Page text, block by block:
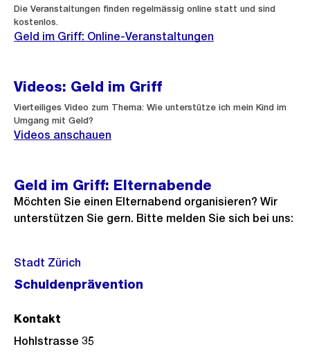
Die Veranstaltungen finden regelmässig online statt und sind
kostenlos.
Geld im Griff: Online-Veranstaltungen
Videos: Geld im Griff
Vierteiliges Video zum Thema: Wie unterstütze ich mein Kind im
Umgang mit Geld?
Videos anschauen
Geld im Griff: Elternabende
Möchten Sie einen Elternabend organisieren? Wir
unterstützen Sie gern. Bitte melden Sie sich bei uns:
Stadt Zürich
Schuldenprävention
Kontakt
Hohlstrasse 35